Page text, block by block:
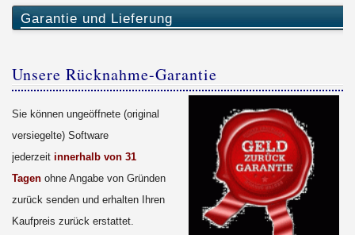
Garantie und Lieferung
Unsere Rücknahme-Garantie
Sie können ungeöffnete (original
versiegelte) Software
jederzeit innerhalb von 31
Tagenohne Angabe von Gründen
zurück senden und erhalten Ihren
Kaufpreis zurück erstattet.